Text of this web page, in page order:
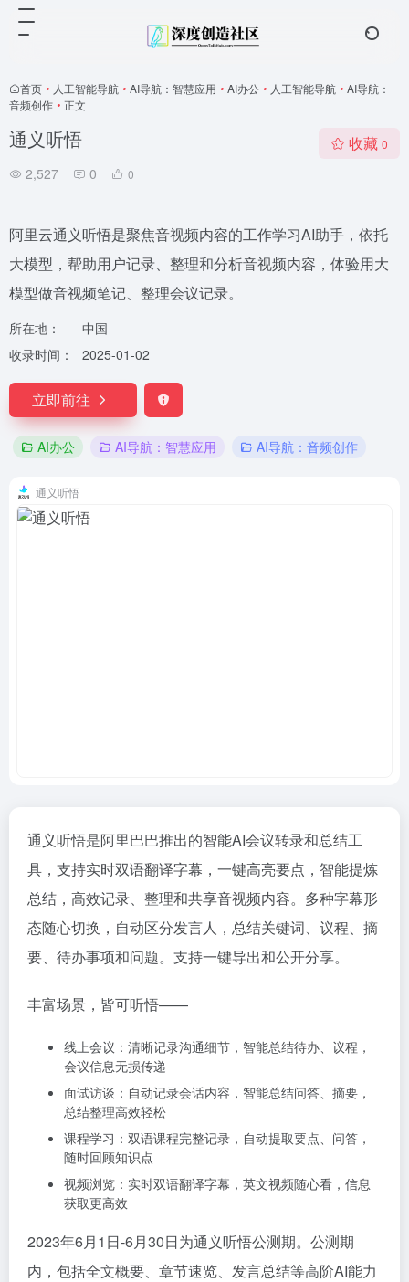
首页 • 人工智能导航 • AI导航：智慧应用 • AI办公 • 人工智能导航 • AI导航：
音频创作 • 正文
通义听悟
2,527 0 0
收藏 0
阿里云通义听悟是聚焦音视频内容的工作学习AI助手，依托
大模型，帮助用户记录、整理和分析音视频内容，体验用大
模型做音视频笔记、整理会议记录。
所在地：
中国
收录时间：
2025-01-02
立即前往
AI办公 AI导航：智慧应用 AI导航：音频创作
通义听悟
通义听悟是阿里巴巴推出的智能AI会议转录和总结工
具，支持实时双语翻译字幕，一键高亮要点，智能提炼
总结，高效记录、整理和共享音视频内容。多种字幕形
态随心切换，自动区分发言人，总结关键词、议程、摘
要、待办事项和问题。支持一键导出和公开分享。
丰富场景，皆可听悟——
线上会议：清晰记录沟通细节，智能总结待办、议程，
会议信息无损传递
面试访谈：自动记录会话内容，智能总结问答、摘要，
总结整理高效轻松
课程学习：双语课程完整记录，自动提取要点、问答，
随时回顾知识点
视频浏览：实时双语翻译字幕，英文视频随心看，信息
获取更高效
2023年6月1日-6月30日为通义听悟公测期。公测期
内，包括全文概要、章节速览、发言总结等高阶AI能力